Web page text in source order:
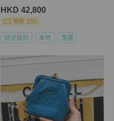
HKD 42,800
現折 200
狀況良好 本地 免運